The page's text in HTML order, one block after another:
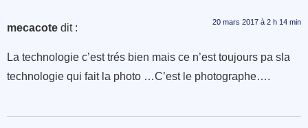
mecacote dit : 20 mars 2017 à 2 h 14 min
La technologie c’est trés bien mais ce n’est toujours pa sla
technologie qui fait la photo …C’est le photographe….